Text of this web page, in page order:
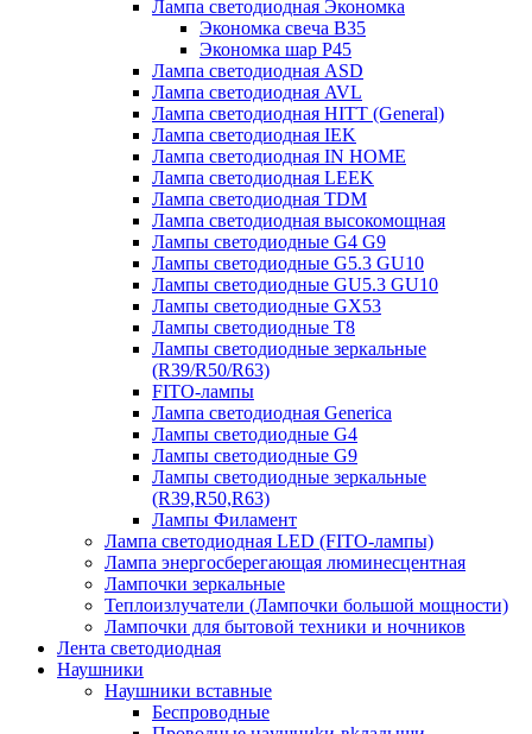
Лампа светодиодная Экономка
Экономка свеча B35
Экономка шар P45
Лампа светодиодная ASD
Лампа светодиодная AVL
Лампа светодиодная HITT (General)
Лампа светодиодная IEK
Лампа светодиодная IN HOME
Лампа светодиодная LEEK
Лампа светодиодная TDM
Лампа светодиодная высокомощная
Лампы светодиодные G4 G9
Лампы светодиодные G5.3 GU10
Лампы светодиодные GU5.3 GU10
Лампы светодиодные GX53
Лампы светодиодные T8
Лампы светодиодные зеркальные
(R39/R50/R63)
FITO-лампы
Лампа светодиодная Generica
Лампы светодиодные G4
Лампы светодиодные G9
Лампы светодиодные зеркальные
(R39,R50,R63)
Лампы Филамент
Лампа светодиодная LED (FITO-лампы)
Лампа энергосберегающая люминесцентная
Лампочки зеркальные
Теплоизлучатели (Лампочки большой мощности)
Лампочки для бытовой техники и ночников
Лента светодиодная
Наушники
Наушники вставные
Беспроводные